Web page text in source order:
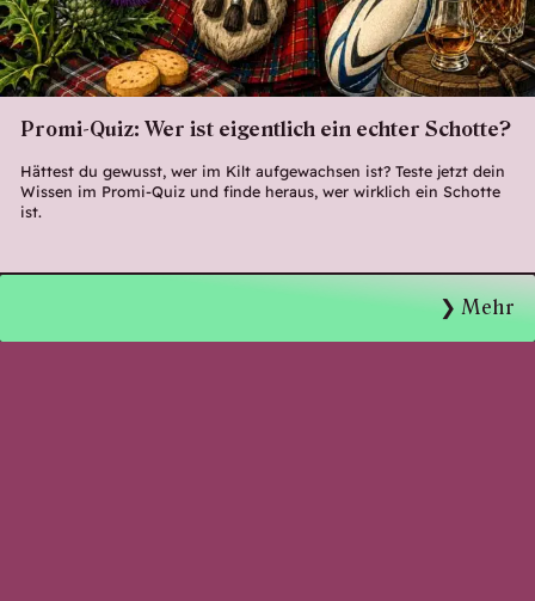
Promi-Quiz: Wer ist eigentlich ein echter Schotte?
Hättest du gewusst, wer im Kilt aufgewachsen ist? Teste jetzt dein
Wissen im Promi-Quiz und finde heraus, wer wirklich ein Schotte
ist.
Mehr